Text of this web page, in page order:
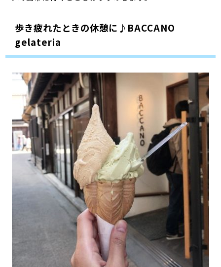
歩き疲れたときの休憩に♪BACCANO
gelateria